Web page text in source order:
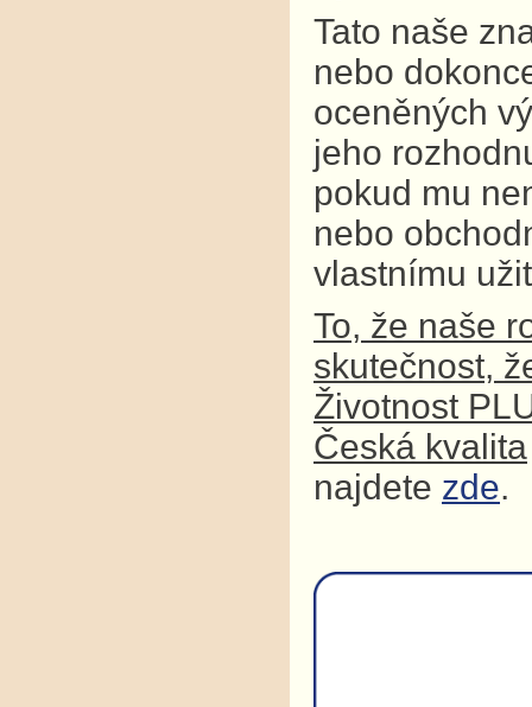
Tato naše
nebo
oceněných
jeho
pokud mu
nebo
vlastnímu
To, že naše
skutečnost,
Životnost
Česká kvalita
najdete zde.